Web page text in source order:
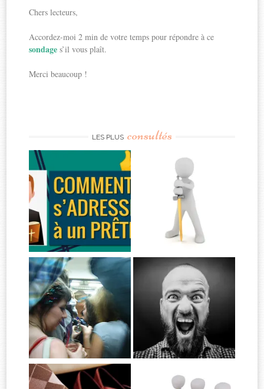
Chers lecteurs,
Accordez-moi 2 min de votre temps pour répondre à ce
sondages’il vous plaît.
Merci beaucoup !
LES PLUS consultés